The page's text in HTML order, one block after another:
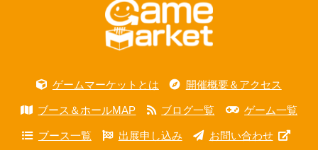
ゲームマーケットとは 開催概要＆アクセス
ブース＆ホールMAP ブログ一覧 ゲーム一覧
ブース一覧 出展申し込み お問い合わせ